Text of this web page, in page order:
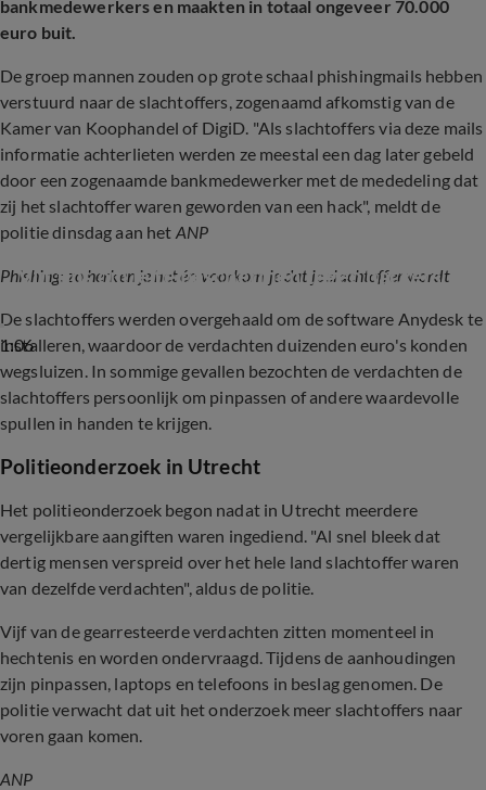
bankmedewerkers en maakten in totaal ongeveer 70.000
euro buit.
De groep mannen zouden op grote schaal phishingmails hebben
verstuurd naar de slachtoffers, zogenaamd afkomstig van de
Kamer van Koophandel of DigiD. "Als slachtoffers via deze mails
informatie achterlieten werden ze meestal een dag later gebeld
door een zogenaamde bankmedewerker met de mededeling dat
zij het slachtoffer waren geworden van een hack", meldt de
politie dinsdag aan het ANP
Phishing: zo herken je het én voorkom je dat je slachtoffer wordt
1:06
Vijf tips om je te beschermen tegen hackers
De slachtoffers werden overgehaald om de software Anydesk te
installeren, waardoor de verdachten duizenden euro's konden
wegsluizen. In sommige gevallen bezochten de verdachten de
slachtoffers persoonlijk om pinpassen of andere waardevolle
spullen in handen te krijgen.
Politieonderzoek in Utrecht
Het politieonderzoek begon nadat in Utrecht meerdere
vergelijkbare aangiften waren ingediend. "Al snel bleek dat
dertig mensen verspreid over het hele land slachtoffer waren
van dezelfde verdachten", aldus de politie.
Vijf van de gearresteerde verdachten zitten momenteel in
hechtenis en worden ondervraagd. Tijdens de aanhoudingen
zijn pinpassen, laptops en telefoons in beslag genomen. De
politie verwacht dat uit het onderzoek meer slachtoffers naar
voren gaan komen.
ANP